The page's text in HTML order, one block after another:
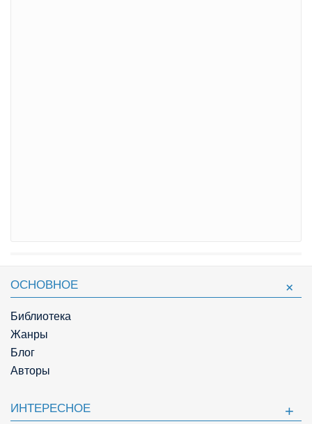
ОСНОВНОЕ
Библиотека
Жанры
Блог
Авторы
ИНТЕРЕСНОЕ